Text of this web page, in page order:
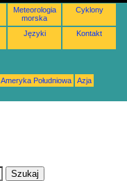
Meteorologia
morska
Cyklony
Języki Kontakt
Ameryka Południowa
Azja